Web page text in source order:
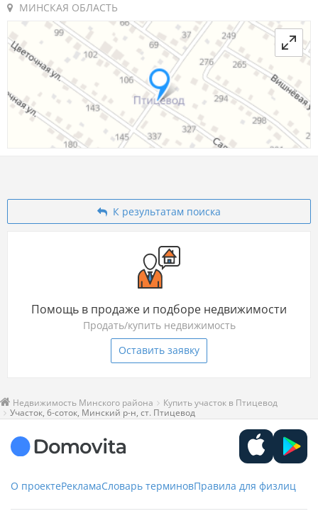
МИНСКАЯ ОБЛАСТЬ
К результатам поиска
Помощь в продаже и подборе недвижимости
Продать/купить недвижимость
Оставить заявку
Недвижимость Минского района
Купить участок в Птицевод
Участок, 6-соток, Минский р-н, ст. Птицевод
О проектеРекламаСловарь терминовПравила для физлиц